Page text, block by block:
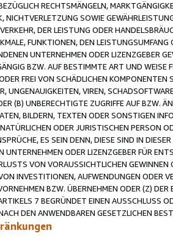
RECHTSMÄNGELN,
NICHTVERLETZUNG SOWIE
DER LEISTUNG ODER
FUNKTIONEN, DEN
UNTERNEHMEN ODER LIZENZGEBER
BZW. AUF BESTIMMTE ART UND
FREI VON SCHÄDLICHEN
UNGENAUIGKEITEN, VIREN,
(B) UNBERECHTIGTE ZUGRIFFE AUF BZW.
BILDERN, TEXTEN ODER SONSTIGEN
ODER JURISTISCHEN PERSON
ES SEIN DENN, DIESE SIND IN
UNTERNEHMEN ODER LIZENZGEBER FÜR
VON VORAUSSICHTLICHEN
INVESTITIONEN, AUFWENDUNGEN ODER
BZW. ÜBERNEHMEN ODER (Z)
7 BEGRÜNDET EINEN AUSSCHLUSS
DEN ANWENDBAREN GESETZLICHEN